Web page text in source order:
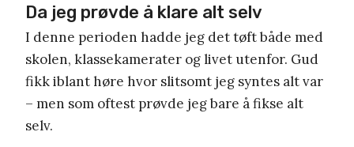
Da jeg prøvde å klare alt selv
I denne perioden hadde jeg det tøft både med
skolen, klassekamerater og livet utenfor. Gud
fikk iblant høre hvor slitsomt jeg syntes alt var
– men som oftest prøvde jeg bare å fikse alt
selv.